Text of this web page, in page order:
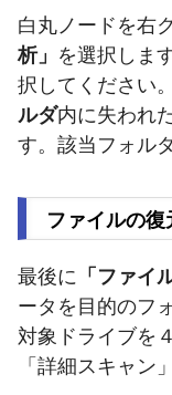
白丸ノードを右
析」 を選択しま
択してください
ルダ内に失われ
す。該当フォル
ファイルの復
最後に 「ファイ
ータを目的のフ
対象ドライブを
「詳細スキャン